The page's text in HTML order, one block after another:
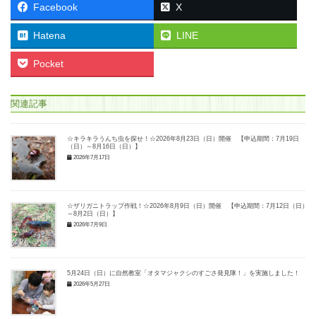
Facebook X
Hatena LINE
Pocket
関連記事
☆キラキラうんち虫を探せ！☆2026年8月23日（日）開催 【申込期間：7月19日
（日）～8月16日（日）】
2026年7月17日
☆ザリガニトラップ作戦！☆2026年8月9日（日）開催 【申込期間：7月12日（日）
～8月2日（日）】
2026年7月9日
5月24日（日）に自然教室「オタマジャクシのすごさ発見隊！」を実施しました！
2026年5月27日